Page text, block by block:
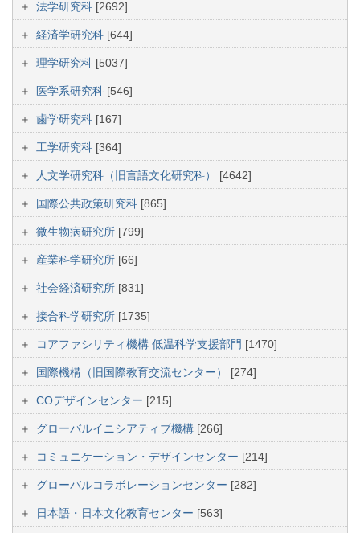
法学研究科 [2692]
経済学研究科 [644]
理学研究科 [5037]
医学系研究科 [546]
歯学研究科 [167]
工学研究科 [364]
人文学研究科（旧言語文化研究科） [4642]
国際公共政策研究科 [865]
微生物病研究所 [799]
産業科学研究所 [66]
社会経済研究所 [831]
接合科学研究所 [1735]
コアファシリティ機構 低温科学支援部門 [1470]
国際機構（旧国際教育交流センター） [274]
COデザインセンター [215]
グローバルイニシアティブ機構 [266]
コミュニケーション・デザインセンター [214]
グローバルコラボレーションセンター [282]
日本語・日本文化教育センター [563]